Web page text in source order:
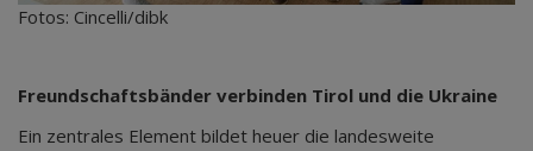
Fotos: Cincelli/dibk
Freundschaftsbänder verbinden Tirol und die Ukraine
Ein zentrales Element bildet heuer die landesweite